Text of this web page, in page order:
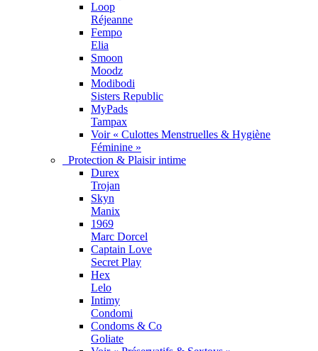
Loop
Réjeanne
Fempo
Elia
Smoon
Moodz
Modibodi
Sisters Republic
MyPads
Tampax
Voir « Culottes Menstruelles & Hygiène
Féminine »
Protection & Plaisir intime
Durex
Trojan
Skyn
Manix
1969
Marc Dorcel
Captain Love
Secret Play
Hex
Lelo
Intimy
Condomi
Condoms & Co
Goliate